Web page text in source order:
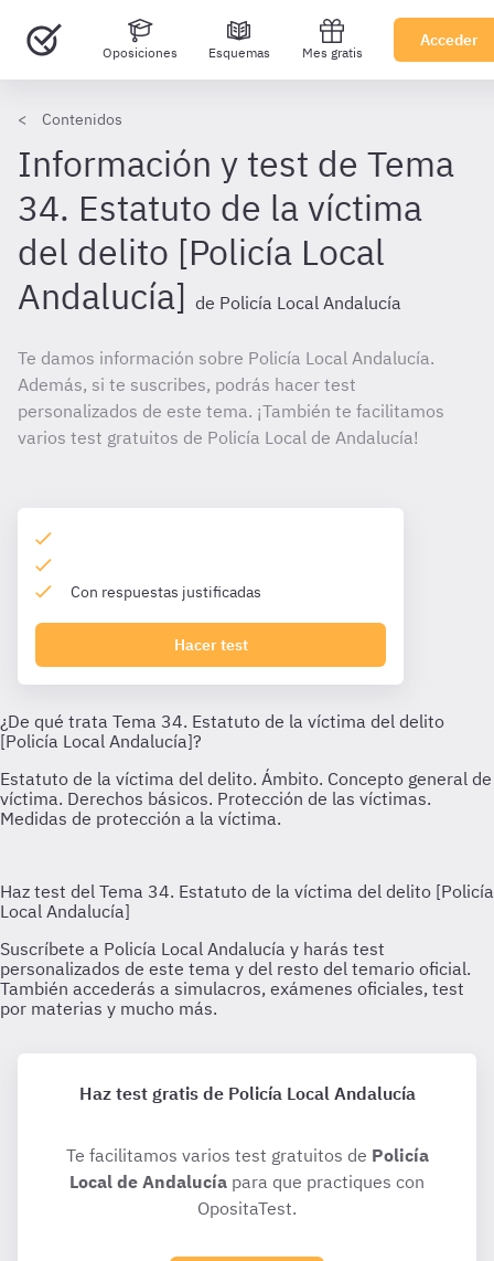
Oposiciones Esquemas Mes gratis
Acceder
Contenidos
Información y test de Tema
34. Estatuto de la víctima
del delito [Policía Local
Andalucía] de Policía Local Andalucía
Te damos información sobre Policía Local Andalucía.
Además, si te suscribes, podrás hacer test
personalizados de este tema. ¡También te facilitamos
varios test gratuitos de Policía Local de Andalucía!
Con respuestas justificadas
Hacer test
Haz test gratis de Policía Local Andalucía
Te facilitamos varios test gratuitos de Policía
Local de Andalucía para que practiques con
OpositaTest.